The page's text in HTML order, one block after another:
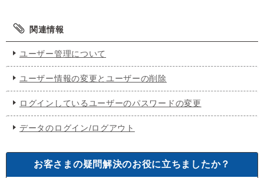
関連情報
ユーザー管理について
ユーザー情報の変更とユーザーの削除
ログインしているユーザーのパスワードの変更
データのログイン/ログアウト
お客さまの疑問解決のお役に立ちましたか？